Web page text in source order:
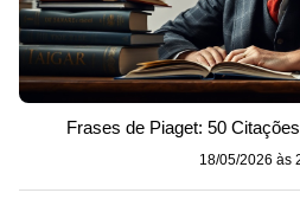
Frases de Piaget: 50
18/05/2026 às